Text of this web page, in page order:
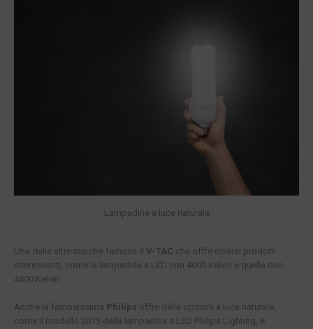
Lampadine a luce naturale
Una delle altre marche famose è V-TAC che offre diversi prodotti
interessanti, come la lampadina a LED con 4000 Kelvin e quella con
4500 Kelvin.
Anche la famosissima Philips offre delle opzioni a luce naturale,
come il modello 2015 della lampadina a LED Philips Lighting, e